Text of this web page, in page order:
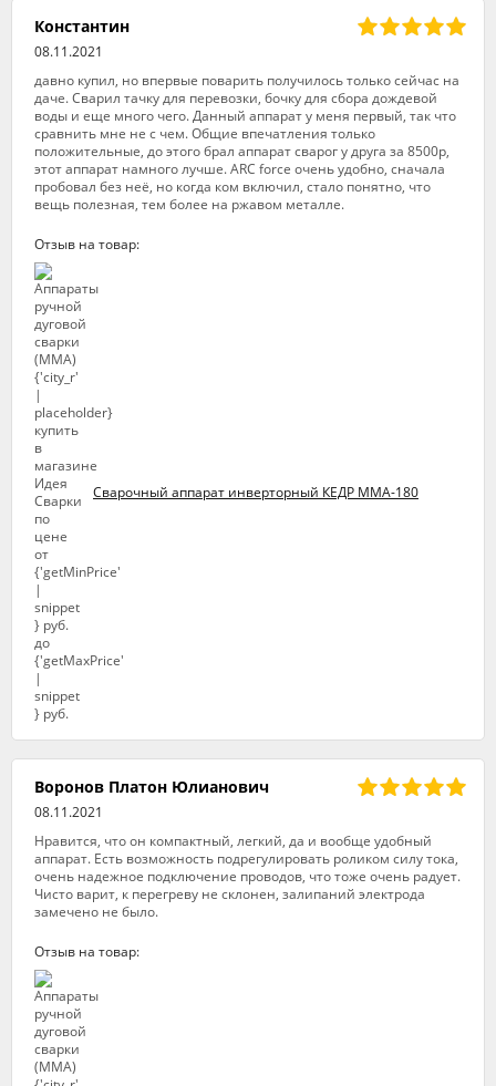
Константин
08.11.2021
давно купил, но впервые поварить получилось только сейчас на
даче. Сварил тачку для перевозки, бочку для сбора дождевой
воды и еще много чего. Данный аппарат у меня первый, так что
сравнить мне не с чем. Общие впечатления только
положительные, до этого брал аппарат сварог у друга за 8500р,
этот аппарат намного лучше. ARC force очень удобно, сначала
пробовал без неё, но когда ком включил, стало понятно, что
вещь полезная, тем более на ржавом металле.
Отзыв на товар:
Сварочный аппарат инверторный КЕДР ММА-180
Воронов Платон Юлианович
08.11.2021
Нравится, что он компактный, легкий, да и вообще удобный
аппарат. Есть возможность подрегулировать роликом силу тока,
очень надежное подключение проводов, что тоже очень радует.
Чисто варит, к перегреву не склонен, залипаний электрода
замечено не было.
Отзыв на товар: